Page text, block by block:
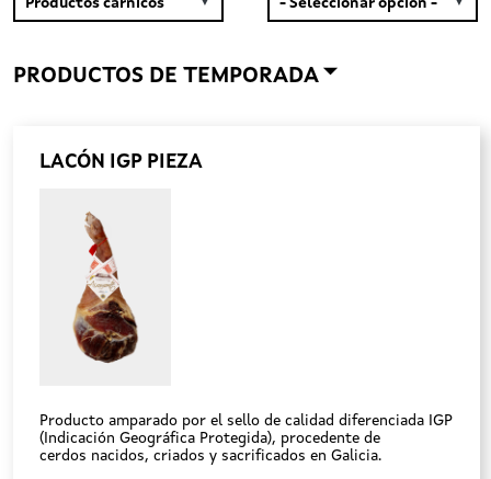
PRODUCTOS DE TEMPORADA
LACÓN IGP PIEZA
Producto amparado por el sello de calidad diferenciada IGP
(Indicación Geográfica Protegida), procedente de
cerdos nacidos, criados y sacrificados en Galicia.